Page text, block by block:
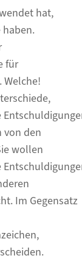
hat,
für
von den
wollen
Im Gegensatz